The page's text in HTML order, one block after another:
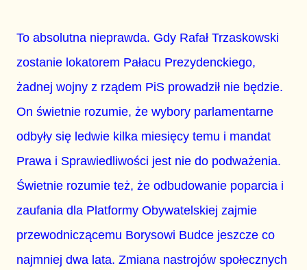
To absolutna nieprawda. Gdy Rafał Trzaskowski
zostanie lokatorem Pałacu Prezydenckiego,
żadnej wojny z rządem PiS prowadził nie będzie.
On świetnie rozumie, że wybory parlamentarne
odbyły się ledwie kilka miesięcy temu i mandat
Prawa i Sprawiedliwości jest nie do podważenia.
Świetnie rozumie też, że odbudowanie poparcia i
zaufania dla Platformy Obywatelskiej zajmie
przewodniczącemu Borysowi Budce jeszcze co
najmniej dwa lata. Zmiana nastrojów społecznych